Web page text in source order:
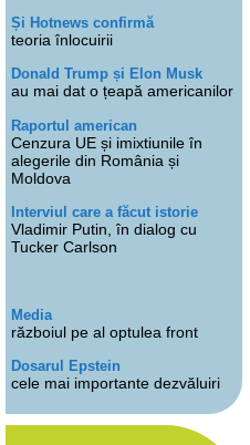
Și Hotnews confirmă
teoria înlocuirii
Donald Trump și Elon Musk
au mai dat o țeapă americanilor
Raportul american
Cenzura UE și imixtiunile în
alegerile din România și
Moldova
Interviul care a făcut istorie
Vladimir Putin, în dialog cu
Tucker Carlson
Media
războiul pe al optulea front
Dosarul Epstein
cele mai importante dezvăluiri